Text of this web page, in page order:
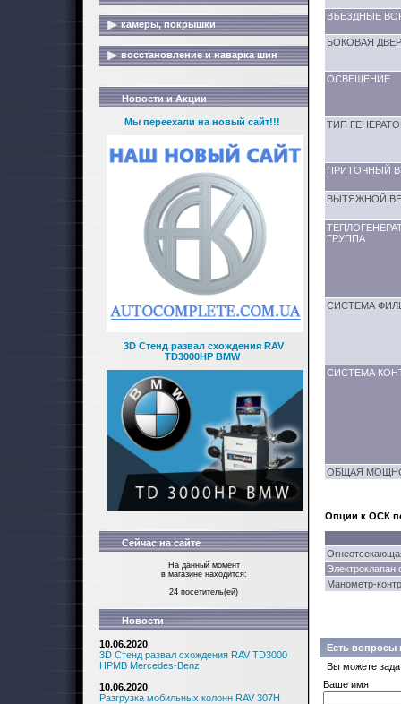
камеры, покрышки
восстановление и наварка шин
Новости и Акции
Мы переехали на новый сайт!!!
3D Стенд развал схождения RAV
TD3000HP BMW
Сейчас на сайте
На данный момент
в магазине находится:
24 посетитель(ей)
Новости
10.06.2020
3D Стенд развал схождения RAV TD3000
HPMB Mercedes-Benz
10.06.2020
Разгрузка мобильных колонн RAV 307H
ВЪЕЗДНЫЕ
БОКОВАЯ
ОСВЕЩЕНИЕ
ТИП
ПРИТОЧНЫЙ
ВЫТЯЖНОЙ
ГРУППА
СИСТЕМА
СИСТЕМА
ОБЩАЯ
Опции к ОСК
Электроклапан
Манометр-
Есть вопросы
Вы можете
Ваше имя